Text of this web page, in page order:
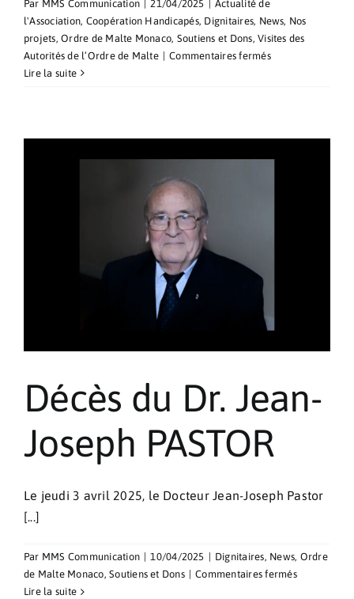
Par MMS Communication 21/04/2025
Actualité de
l'Association, Coopération Handicapés, Dignitaires, News, Nos
projets,Ordre de Malte Monaco, Soutiens et Dons,Visites des
Autorités de l’Ordre de Malte | Commentaires ferméssur
Charles
en
21
avril
Lire la suite
Décès du Dr. Jean-
Joseph PASTOR
Le jeudi 3 avril 2025, le Docteur Jean-Joseph Pastor
[...]
Par MMS Communication 10/04/2025 Dignitaires, News, Ordre
de Malte Monaco,Soutiens et Dons Commentaires ferméssur
Lire la suite